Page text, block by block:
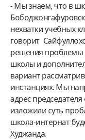
- Мы знаем, что в
нехватки учебных
говорит
решения проблемы
школы и
вариант
инстанциях. Мы
адрес
изложили суть
школа-интернат
Худжанда.